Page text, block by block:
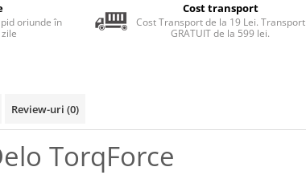
oriunde în
Cost transport
Cost Transport de la 19 Lei. Transport
GRATUIT de la 599 lei.
Review-uri (0)
TorqForce